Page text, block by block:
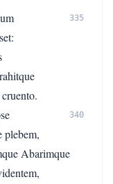
335
340
plebem,
Abarimque